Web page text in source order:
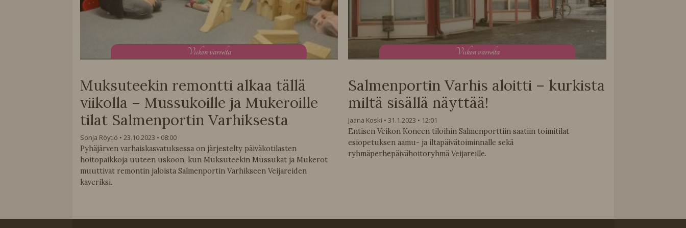
Viikon varrelta
Muksuteekin remontti alkaa tällä
viikolla – Mussukoille ja Mukeroille
tilat Salmenportin Varhiksesta
Sonja Röytiö 23.10.2023
08:00
Pyhäjärven varhaiskasvatuksessa on järjestelty päiväkotilasten
hoitopaikkoja uuteen uskoon, kun Muksuteekin Mussukat ja Mukerot
muuttivat remontin jaloista Salmenportin Varhikseen Veijareiden
kaveriksi.
Viikon varrelta
Salmenportin Varhis aloitti – kurkista
miltä sisällä näyttää!
Jaana Koski 31.1.2023
12:01
Entisen Veikon Koneen tiloihin Salmenporttiin saatiin toimitilat
esiopetuksen aamu- ja iltapäivätoiminnalle sekä
ryhmäperhepäivähoitoryhmä Veijareille.